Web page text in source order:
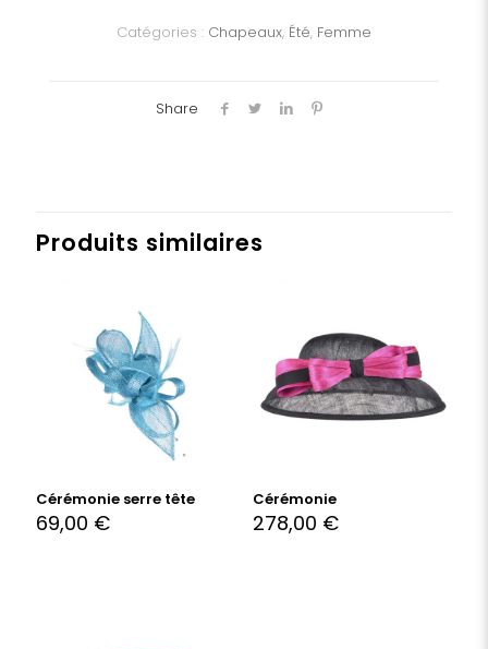
Catégories : Chapeaux, Été, Femme
Share
Produits similaires
Cérémonie serre tête
69,00 €
Cérémonie
278,00 €